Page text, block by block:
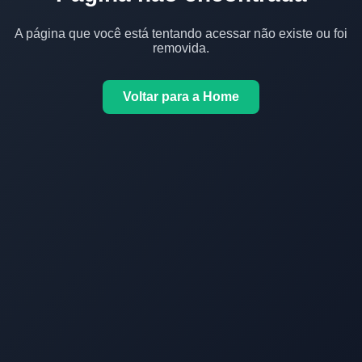
A página que você está tentando acessar não existe ou foi
removida.
Voltar para a Home